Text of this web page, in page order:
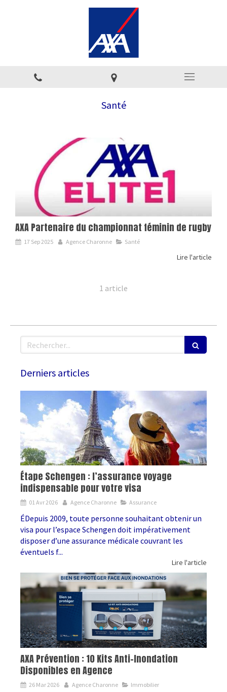
Santé
AXA Partenaire du championnat féminin de rugby
17 Sep 2025 Agence Charonne Santé
Lire l'article
1 article
Rechercher
Derniers articles
Étape Schengen : l’assurance voyage
indispensable pour votre visa
01 Avr 2026 Agence Charonne Assurance
ÉDepuis 2009, toute personne souhaitant obtenir un
visa pour l’espace Schengen doit impérativement
disposer d’une assurance médicale couvrant les
éventuels f...
Lire l'article
AXA Prévention : 10 Kits Anti-Inondation
Disponibles en Agence
26 Mar 2026 Agence Charonne Immobilier